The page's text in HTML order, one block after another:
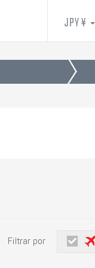
JPY ¥
Filtrar por